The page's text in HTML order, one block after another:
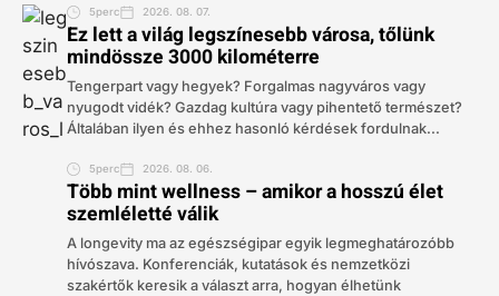
5perc 2026. 08. 07.
Ez lett a világ legszínesebb városa, tőlünk
mindössze 3000 kilométerre
Tengerpart vagy hegyek? Forgalmas nagyváros vagy
nyugodt vidék? Gazdag kultúra vagy pihentető természet?
Általában ilyen és ehhez hasonló kérdések fordulnak...
5perc 2026. 08. 06.
Több mint wellness – amikor a hosszú élet
szemléletté válik
A longevity ma az egészségipar egyik legmeghatározóbb
hívószava. Konferenciák, kutatások és nemzetközi
szakértők keresik a választ arra, hogyan élhetünk